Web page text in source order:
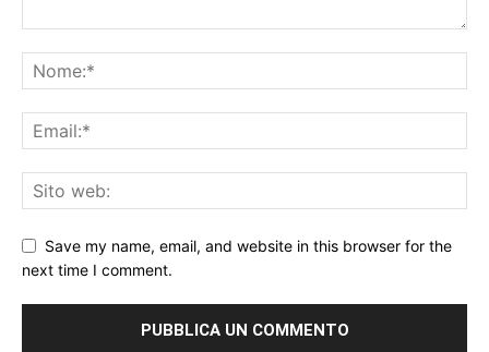
Save my name, email, and website in this browser for the
next time I comment.